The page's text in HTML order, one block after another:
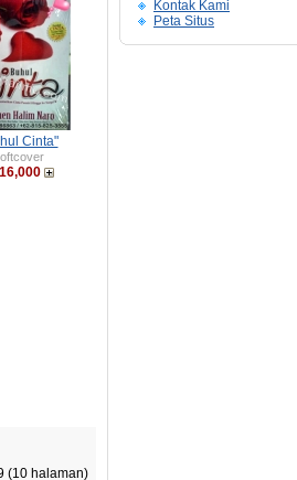
Kontak Kami
Peta Situs
Cinta"
(10 halaman)